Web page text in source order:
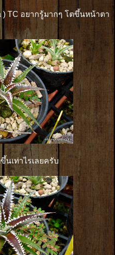
) TC อยากรู้มากๆ โตขึ้นหน้าตา
นเท่าไรเลยครับ